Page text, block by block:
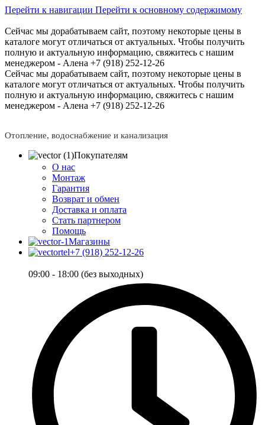
Перейти к навигации Перейти к основному содержимому
Сейчас мы дорабатываем сайт, поэтому некоторые цены в
каталоге могут отличаться от актуальных. Чтобы получить
полную и актуальную информацию, свяжитесь с нашим
менеджером - Алена +7 (918) 252-12-26
Сейчас мы дорабатываем сайт, поэтому некоторые цены в
каталоге могут отличаться от актуальных. Чтобы получить
полную и актуальную информацию, свяжитесь с нашим
менеджером - Алена +7 (918) 252-12-26
Отопление, водоснабжение и канализация
Покупателям
О нас
Монтаж
Гарантия
Возврат и обмен
Доставка и оплата
Стать партнером
Помощь
Магазины
+7 (918) 252-12-26
09:00 - 18:00 (без выходных)